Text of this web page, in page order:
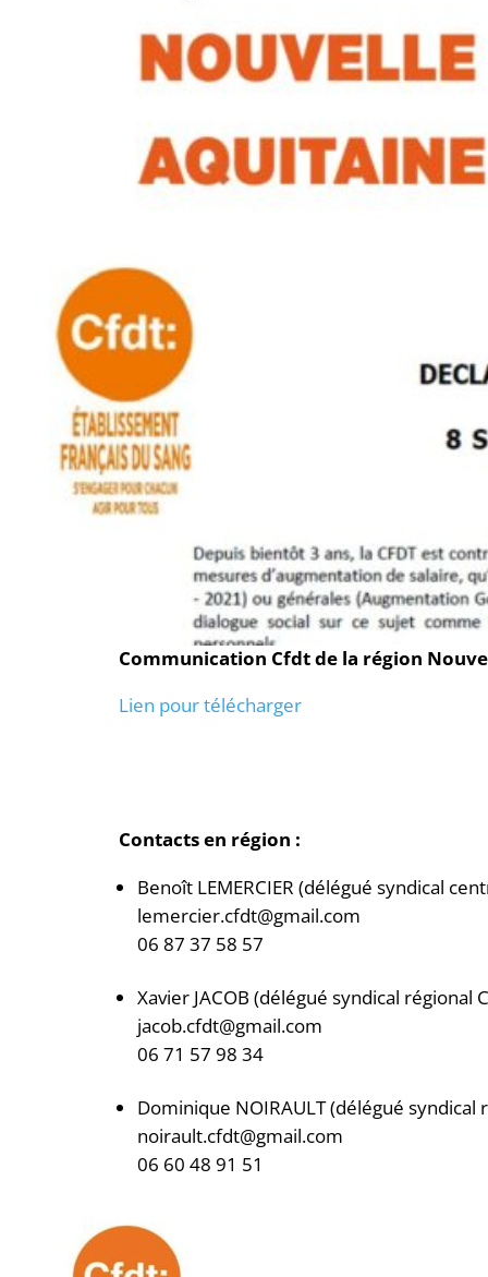
Communication Cfdt de la région
Lien pour télécharger
Contacts en région :
Benoît LEMERCIER (délégué syndical
lemercier.cfdt@gmail.com
06 87 37 58 57
Xavier JACOB (délégué syndical régional
jacob.cfdt@gmail.com
06 71 57 98 34
Dominique NOIRAULT (délégué syndical
noirault.cfdt@gmail.com
06 60 48 91 51